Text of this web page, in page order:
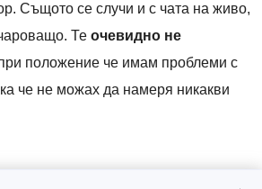
Същото се случи и с чата на живо,
Те очевидно не
положение че имам проблеми с
че не можах да намеря никакви